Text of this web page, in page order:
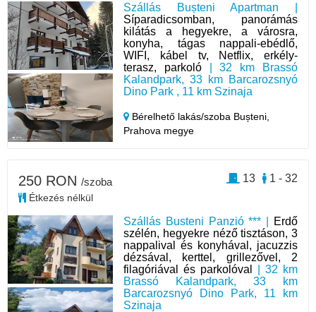
Szállás Bușteni Apartman |
Síparadicsomban, panorámás
kilátás a hegyekre, a városra,
konyha, tágas nappali-ebédlő,
WIFI, kábel tv, Netflix, erkély-
terasz, parkoló| 32 km Brassó
Kalandpark, 33 km Barcarozsnyó
Dino Park , 11 km Szinaja
Bérelhető lakás/szoba Bușteni,
Prahova megye
Szállás Busteni Panzió *** |
Erdő
szélén, hegyekre néző tisztáson, 3
nappalival és konyhával, jacuzzis
dézsával, kerttel, grillezővel, 2
filagóriával és parkolóval
| 32 km
Brassó Kalandpark, 33 km
Barcarozsnyó Dino Park, 11 km
Szinaja
250 RON /szoba
Étkezés nélkül
1 - 32
13